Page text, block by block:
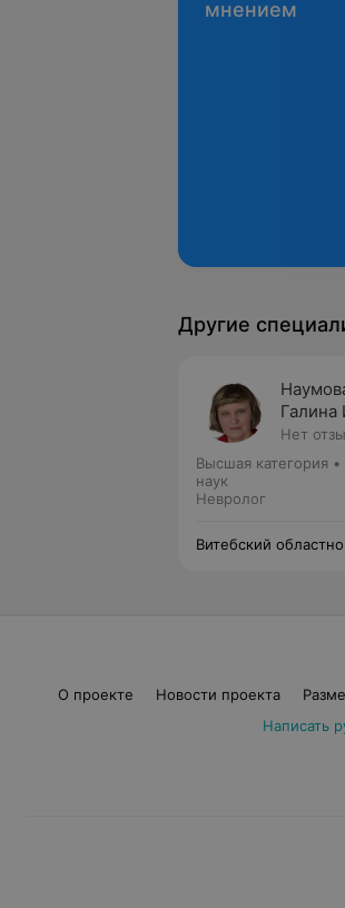
мнением
Другие
Галина
Нет
Высшая категория •
наук
Невролог
Витебский
О проекте Новости проекта
Написать